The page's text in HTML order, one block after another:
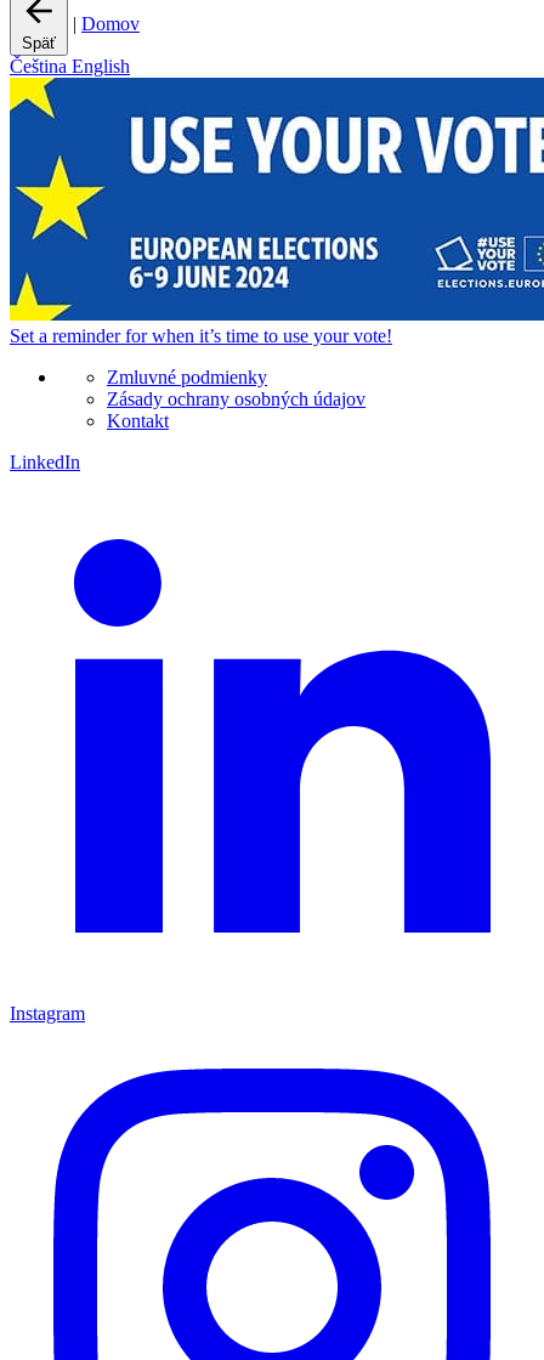
Späť
| Domov
Čeština English
Set a reminderfor when it’s time to use your vote!
Zmluvné podmienky
Zásady ochrany osobných údajov
Kontakt
LinkedIn
Instagram